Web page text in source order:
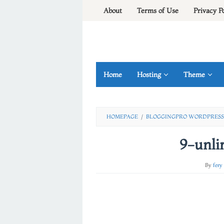
About Terms of Use Privacy
Home Hosting Theme
HOMEPAGE / BLOGGINGPRO
9-
By fery